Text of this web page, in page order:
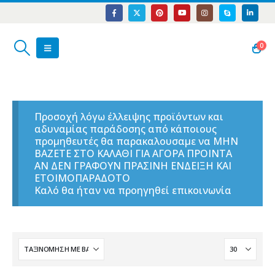
0
Προσοχή λόγω έλλειψης προϊόντων και
αδυναμίας παράδοσης από κάποιους
προμηθευτές θα παρακαλουσαμε να ΜΗΝ
ΒΑΖΕΤΕ ΣΤΟ ΚΑΛΑΘΙ ΓΙΑ ΑΓΟΡΑ ΠΡΟΙΝΤΑ
ΑΝ ΔΕΝ ΓΡΑΦΟΥΝ ΠΡΑΣΙΝΗ ΕΝΔΕΙΞΗ ΚΑΙ
ΕΤΟΙΜΟΠΑΡΑΔΟΤΟ
Καλό θα ήταν να προηγηθεί επικοινωνία